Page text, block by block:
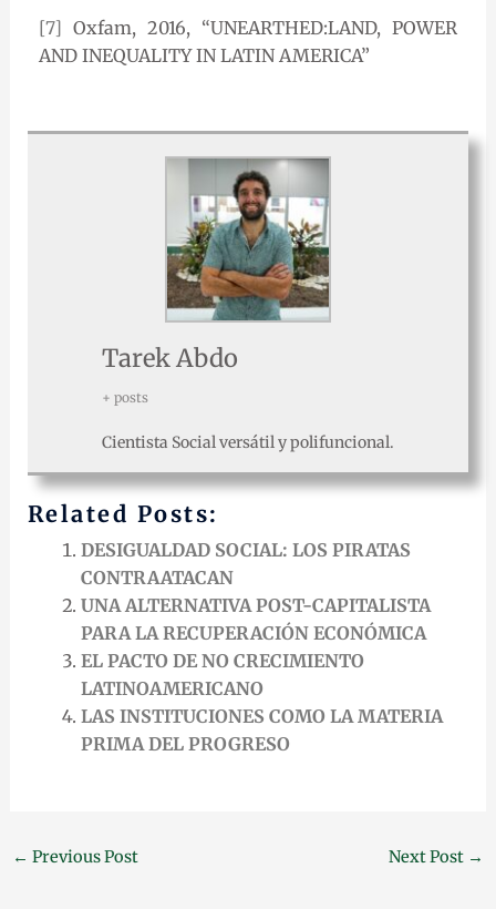
[7] Oxfam, 2016, “UNEARTHED:LAND, POWER
AND INEQUALITY IN LATIN AMERICA”
Tarek Abdo
+ posts
Cientista Social versátil y polifuncional.
Related Posts:
DESIGUALDAD SOCIAL: LOS PIRATAS
CONTRAATACAN
UNA ALTERNATIVA POST-CAPITALISTA
PARA LA RECUPERACIÓN ECONÓMICA
EL PACTO DE NO CRECIMIENTO
LATINOAMERICANO
LAS INSTITUCIONES COMO LA MATERIA
PRIMA DEL PROGRESO
← Previous Post Next Post →